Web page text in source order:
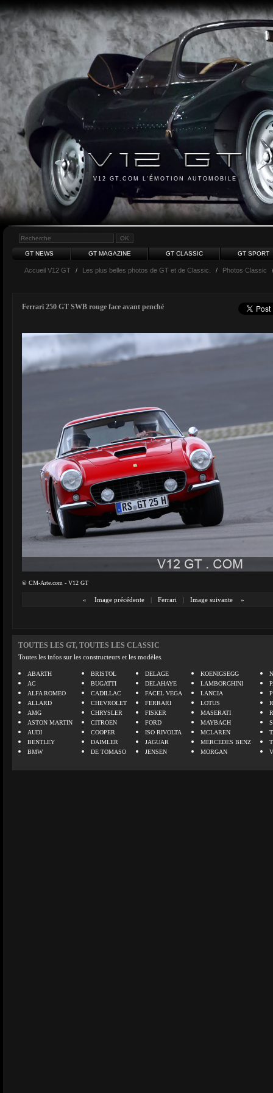
V12 GT.COM L'ÉMOTION AUTOMOBILE
GT NEWS GT MAGAZINE GT CLASSIC GT SPORT
Accueil V12 GT / Les plus belles photos de GT et de Classic. / Photos Classic
Ferrari 250 GT SWB rouge face avant penché
© CM-Arte.com - V12 GT
« Image précédente | Ferrari | Image suivante »
TOUTES LES GT, TOUTES LES CLASSIC
Toutes les infos sur les constructeurs et les modèles.
ABARTH
AC
ALFA ROMEO
ALLARD
AMG
ASTON MARTIN
AUDI
BENTLEY
BMW
BRISTOL
BUGATTI
CADILLAC
CHEVROLET
CHRYSLER
CITROEN
COOPER
DAIMLER
DE TOMASO
DELAGE
DELAHAYE
FACEL VEGA
FERRARI
FISKER
FORD
ISO RIVOLTA
JAGUAR
JENSEN
KOENIGSEGG
LAMBORGHINI
LANCIA
LOTUS
MASERATI
MAYBACH
MCLAREN
MERCEDES BENZ
MORGAN